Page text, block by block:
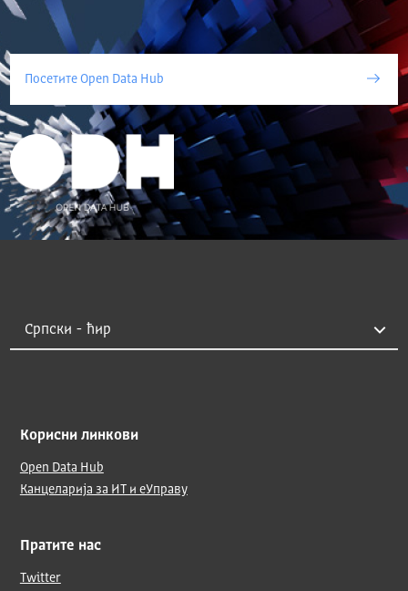
Посетите Open Data Hub
Корисни линкови
Open Data Hub
Канцеларија за ИТ и еУправу
Пратите нас
Twitter